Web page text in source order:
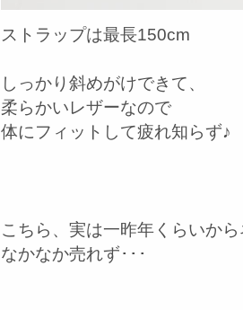
ストラップは最長150cm
しっかり斜めがけできて、
柔らかいレザーなので
体にフィットして疲れ知らず♪
こちら、実は一昨年くらいか
なかなか売れず･･･